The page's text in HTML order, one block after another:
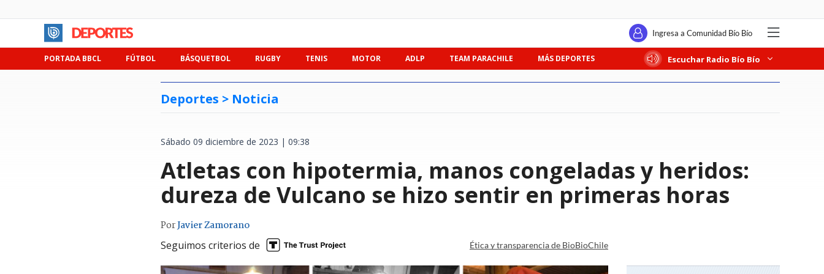
Ingresa a Comunidad Bío Bío
PORTADA BBCL FÚTBOL BÁSQUETBOL RUGBY TENIS MOTOR ADLP TEAM PARACHILE MÁS DEPORTES Escuchar Radio Bío Bío
Deportes > Noticia
Sábado 09 diciembre de 2023 | 09:38
Atletas con hipotermia, manos congeladas y heridos:
dureza de Vulcano se hizo sentir en primeras horas
PorJavier Zamorano
Seguimos criterios de Ética y transparencia de BioBioChile